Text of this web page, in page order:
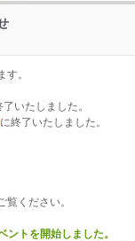
。
了いたしました。
に終了いたしました。
覧ください。
トを開始しました。